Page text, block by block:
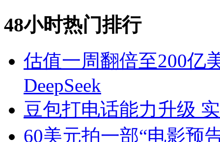
48小时热门排行
估值一周翻倍至200亿
DeepSeek
豆包打电话能力升级
60美元拍一部“电影预